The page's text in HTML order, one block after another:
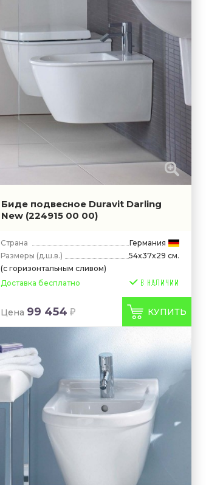
Биде подвесное Duravit Darling
New (224915 00 00)
Страна
Германия
Размеры (д.ш.в.)
54x37x29 см.
(с горизонтальным сливом)
Доставка бесплатно
Цена 99 454 КУПИТЬ